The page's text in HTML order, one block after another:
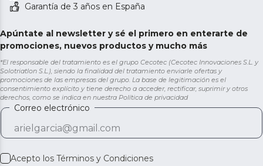
Garantía de 3 años en España
Apúntate al newsletter y sé el primero en enterarte de
promociones, nuevos productos y mucho más
*El responsable del tratamiento es el grupo Cecotec (Cecotec Innovaciones S.L. y
Solotriatlon S.L.), siendo la finalidad del tratamiento enviarle ofertas y
promociones de las empresas del grupo. La base de legitimación es el
consentimiento explícito y tiene derecho a acceder, rectificar, suprimir y otros
derechos, como se indica en nuestra Política de privacidad
Correo electrónico
Acepto los Términos y Condiciones